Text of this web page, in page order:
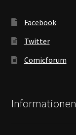
Facebook
Twitter
Comicforum
Informationen